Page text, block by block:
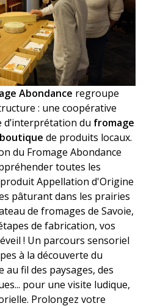
Abondance regroupe
: une coopérative
d’interprétation du fromage
de produits locaux.
du Fromage Abondance
toutes les
Appellation d'Origine
pâturant dans les prairies
de fromages de Savoie,
de fabrication, vos
! Un parcours sensoriel
à la découverte du
au fil des paysages, des
pour une visite ludique,
Prolongez votre